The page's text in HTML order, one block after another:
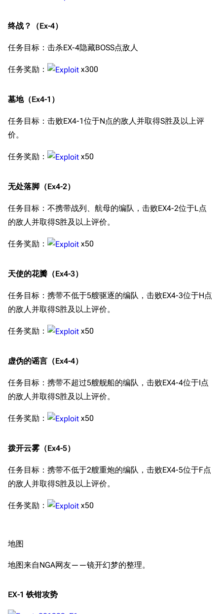
终战？（Ex-4）
任务目标：击杀EX-4隐藏BOSS点敌人
任务奖励： x300
墓地（Ex4-1）
任务目标：击败EX4-1位于N点的敌人并取得S胜及以上评
价。
任务奖励： x50
无处落脚（Ex4-2）
任务目标：不携带战列、航母的编队，击败EX4-2位于L点
的敌人并取得S胜及以上评价。
任务奖励： x50
天使的花瓣（Ex4-3）
任务目标：携带不低于5艘驱逐的编队，击败EX4-3位于H点
的敌人并取得S胜及以上评价。
任务奖励： x50
虚伪的谣言（Ex4-4）
任务目标：携带不超过5艘舰船的编队，击败EX4-4位于I点
的敌人并取得S胜及以上评价。
任务奖励： x50
拨开云雾（Ex4-5）
任务目标：携带不低于2艘重炮的编队，击败EX4-5位于F点
的敌人并取得S胜及以上评价。
任务奖励： x50
地图
地图来自NGA网友——镜开幻梦的整理。
EX-1 铁钳攻势